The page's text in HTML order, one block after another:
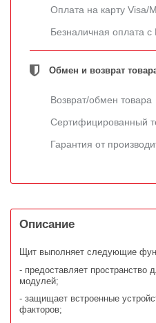
Оплата на карту Visa/
Безналичная оплата
Обмен и возврат
Возврат/обмен товара
Сертифицированный
Гарантия от
Описание
Щит выполняет следующие
- предоставляет пространство
модулей;
- защищает встроенные
факторов;